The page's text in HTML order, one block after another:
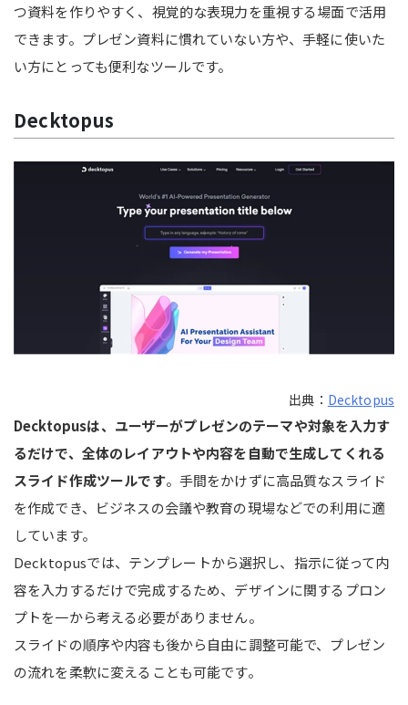
つ資料を作りやすく、視覚的な表現力を重視する場面で活用
できます。プレゼン資料に慣れていない方や、手軽に使いた
い方にとっても便利なツールです。
Decktopus
出典： Decktopus
Decktopusは、ユーザーがプレゼンのテーマや対象を入力す
るだけで、全体のレイアウトや内容を自動で生成してくれる
スライド作成ツールです。手間をかけずに高品質なスライド
を作成でき、ビジネスの会議や教育の現場などでの利用に適
しています。
Decktopusでは、テンプレートから選択し、指示に従って内
容を入力するだけで完成するため、デザインに関するプロン
プトを一から考える必要がありません。
スライドの順序や内容も後から自由に調整可能で、プレゼン
の流れを柔軟に変えることも可能です。